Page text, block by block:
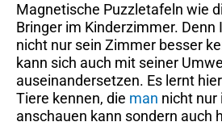
Magnetische Puzzletafeln wie
Bringer im Kinderzimmer. Denn
nicht nur sein Zimmer besser
kann sich auch mit seiner
auseinandersetzen. Es lernt
Tiere kennen, die man nicht nur
anschauen kann sondern auch